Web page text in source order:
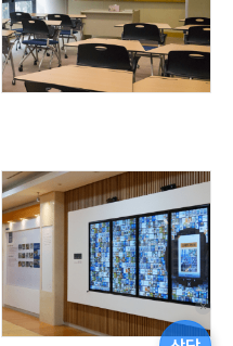
메